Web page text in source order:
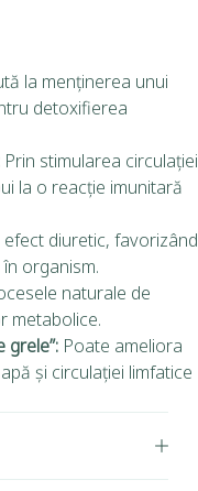
la menținerea unui
detoxifierea
Prin stimularea circulației
la o reacție imunitară
efect diuretic, favorizând
organism.
naturale de
metabolice.
grele”: Poate ameliora
și circulației limfatice